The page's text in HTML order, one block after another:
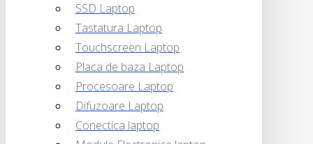
SSD Laptop
Tastatura Laptop
Touchscreen Laptop
Placa de baza Laptop
Procesoare Laptop
Difuzoare Laptop
Conectica laptop